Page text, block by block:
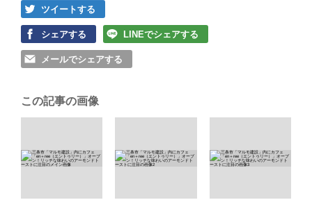
ツイートする
シェアする LINEでシェアする
メールでシェアする
この記事の画像